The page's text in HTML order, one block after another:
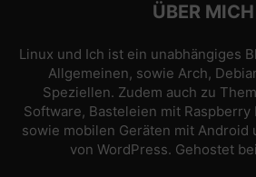
ÜBER MICH
Linux und Ich ist ein unabhängiges
Allgemeinen, sowie Arch,
Speziellen. Zudem auch zu
Software, Basteleien mit Raspberry
sowie mobilen Geräten mit Android
von WordPress. Gehostet bei